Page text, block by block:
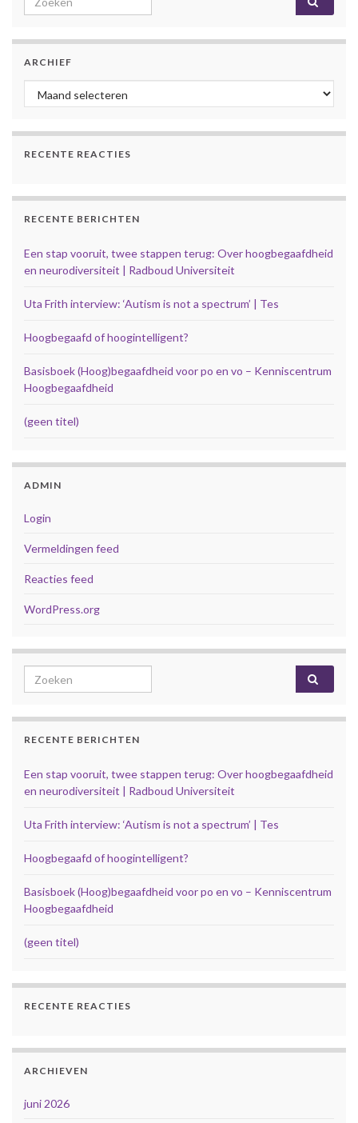
ARCHIEF
Archief
RECENTE REACTIES
RECENTE BERICHTEN
Een stap vooruit, twee stappen terug: Over hoogbegaafdheid
en neurodiversiteit | Radboud Universiteit
Uta Frith interview: ‘Autism is not a spectrum’ | Tes
Hoogbegaafd of hoogintelligent?
Basisboek (Hoog)begaafdheid voor po en vo – Kenniscentrum
Hoogbegaafdheid
(geen titel)
ADMIN
Login
Vermeldingen feed
Reacties feed
WordPress.org
Search for:
RECENTE BERICHTEN
Een stap vooruit, twee stappen terug: Over hoogbegaafdheid
en neurodiversiteit | Radboud Universiteit
Uta Frith interview: ‘Autism is not a spectrum’ | Tes
Hoogbegaafd of hoogintelligent?
Basisboek (Hoog)begaafdheid voor po en vo – Kenniscentrum
Hoogbegaafdheid
(geen titel)
RECENTE REACTIES
ARCHIEVEN
juni 2026